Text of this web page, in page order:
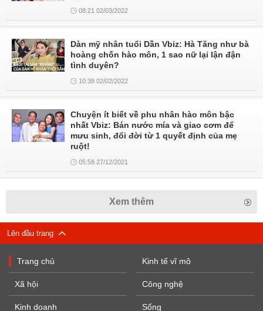
08:21 02/03/2022
Dàn mỹ nhân tuổi Dần Vbiz: Hà Tăng như bà
hoàng chốn hào môn, 1 sao nữ lại lận đận
tình duyên?
10:38 02/02/2022
Chuyện ít biết về phu nhân hào môn bậc
nhất Vbiz: Bán nước mía và giao cơm để
mưu sinh, đổi đời từ 1 quyết định của mẹ
ruột!
05:58 27/12/2021
Xem thêm
Lên đầu trang
Trang chủ
Xã hội
Kinh doanh
Kinh tế vĩ mô
Công nghệ
Sống